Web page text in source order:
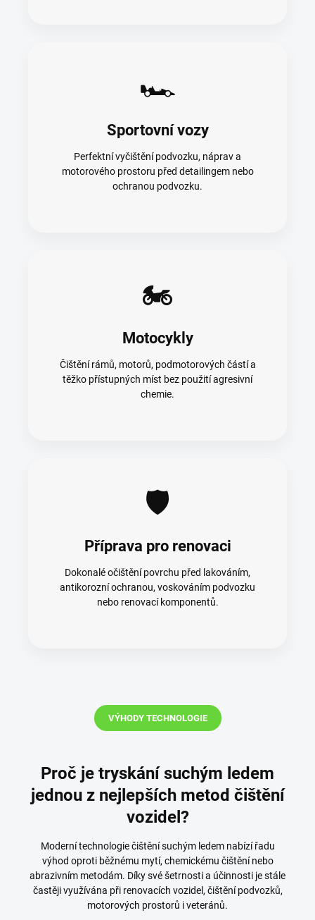
🏎️
Sportovní vozy
Perfektní vyčištění podvozku, náprav a
motorového prostoru před detailingem nebo
ochranou podvozku.
🏍️
Motocykly
Čištění rámů, motorů, podmotorových částí a
těžko přístupných míst bez použití agresivní
chemie.
🛡️
Příprava pro renovaci
Dokonalé očištění povrchu před lakováním,
antikorozní ochranou, voskováním podvozku
nebo renovací komponentů.
VÝHODY TECHNOLOGIE
Proč je tryskání suchým ledem
jednou z nejlepších metod čištění
vozidel?
Moderní technologie čištění suchým ledem nabízí řadu
výhod oproti běžnému mytí, chemickému čištění nebo
abrazivním metodám. Díky své šetrnosti a účinnosti je stále
častěji využívána při renovacích vozidel, čištění podvozků,
motorových prostorů i veteránů.